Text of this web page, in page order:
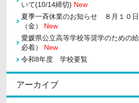
いて(10/14締切) New
夏季一斉休業のお知らせ ８月１０
（金） New
愛媛県公立高等学校等奨学のための
必着） New
令和8年度 学校要覧
アーカイブ